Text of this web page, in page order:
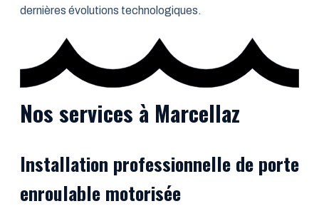
dernières évolutions technologiques.
Nos services à Marcellaz
Installation professionnelle de porte
enroulable motorisée